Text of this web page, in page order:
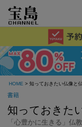
HOME > 知っておきたい仏像と
書籍
知っておきた
「心豊かに生きる」仏